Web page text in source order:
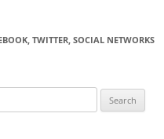
TWITTER, SOCIAL NETWORKS